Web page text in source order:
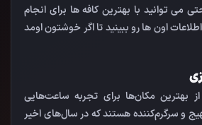
می توانید با بهترین کافه ها برای انجام
اون ها رو ببینید تا اگر خوشتون اومد
بهترین مکان‌ها برای تجربه ساعت‌هایی
و سرگرم‌کننده هستند که در سال‌های اخیر